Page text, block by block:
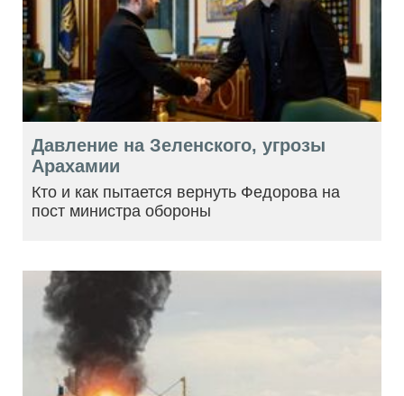
Давление на Зеленского, угрозы
Арахамии
Кто и как пытается вернуть Федорова на
пост министра обороны